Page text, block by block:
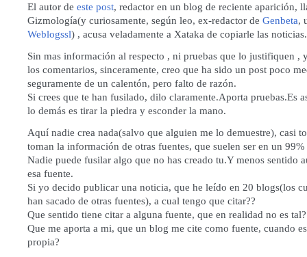
El autor de este post, redactor en un blog de reciente aparición,
Gizmología(y curiosamente, según leo, ex-redactor de Genbeta,
Weblogssl) , acusa veladamente a Xataka de copiarle las
Sin mas información al respecto , ni pruebas que lo justifiquen ,
los comentarios, sinceramente, creo que ha sido un post poco
seguramente de un calentón, pero falto de razón.
Si crees que te han fusilado, dilo claramente.Aporta pruebas.Es
lo demás es tirar la piedra y esconder la mano.
Aquí nadie crea nada(salvo que alguien me lo demuestre), casi
toman la información de otras fuentes, que suelen ser en un 99%
Nadie puede fusilar algo que no has creado tu.Y menos sentido
esa fuente.
Si yo decido publicar una noticia, que he leído en 20 blogs(los
han sacado de otras fuentes), a cual tengo que citar??
Que sentido tiene citar a alguna fuente, que en realidad no es tal?
Que me aporta a mi, que un blog me cite como fuente, cuando
propia?